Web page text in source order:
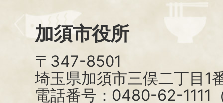
加須市役所
〒347-8501
埼玉県加須市三俣二丁目1
電話番号：0480-62-1111